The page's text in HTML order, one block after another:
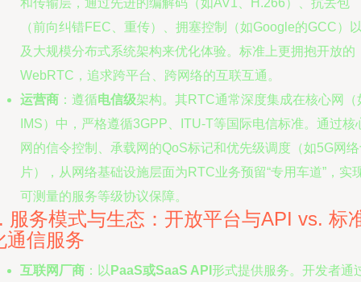
和传输层，通过先进的编解码（如AV1、H.266）、抗丢包
（前向纠错FEC、重传）、拥塞控制（如Google的GCC）
及大规模分布式系统架构来优化体验。标准上更拥抱开放的
WebRTC，追求跨平台、跨网络的互联互通。
运营商 ：遵循电信级架构。其RTC通常深度集成在核心网（
IMS）中，严格遵循3GPP、ITU-T等国际电信标准。通过核
网的信令控制、承载网的QoS标记和优先级调度（如5G网
片），从网络基础设施层面为RTC业务预留“专用车道”，实
可测量的服务等级协议保障。
服务模式与生态：开放平台与API vs. 标
通信服务
互联网厂商 ：以 PaaS或SaaS API 形式提供服务。开发者通